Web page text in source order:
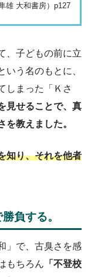
雄 大和書房）p127
、子どもの前に立
う名のもとに、
しまった「Ｋさ
見せることで、真
教えました。
知り、それを他者
負する。
」で、古臭さを感
もちろん 「不登校